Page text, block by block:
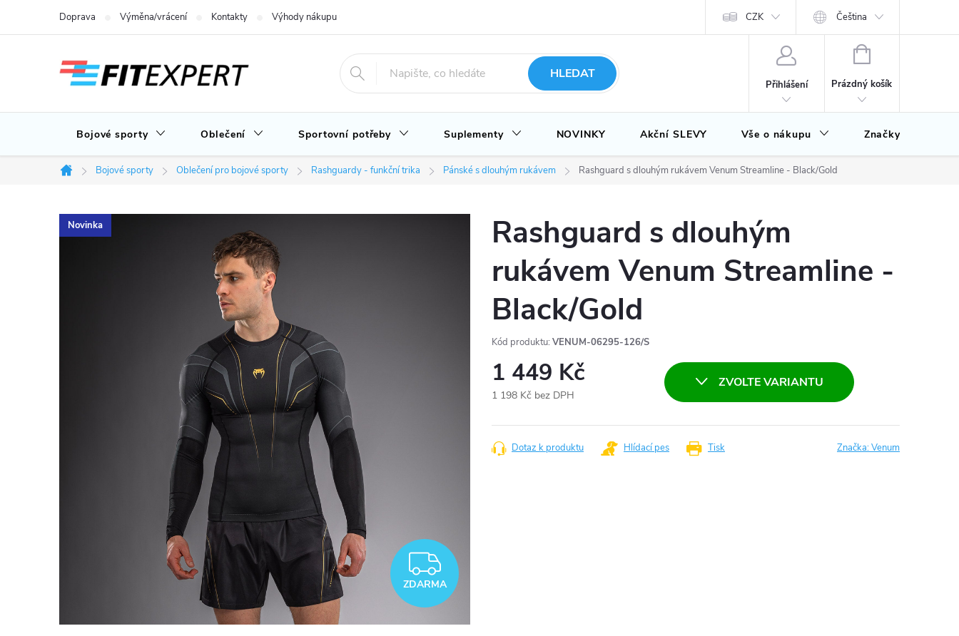
Doprava Výměna/vrácení Kontakty Výhody nákupu u nás CZK Čeština
HLEDAT
Přihlášení
NÁKUPNÍ
Prázdný košík
Bojové sporty Oblečení Sportovní potřeby Suplementy NOVINKY Akční SLEVY Vše o nákupu Značky
Domů
Bojové sporty Oblečení pro bojové sporty Rashguardy - funkční trika Pánské s dlouhým rukávem Rashguard s dlouhým rukávem Venum Streamline - Black/Gold
Novinka
ZDARMA
ZDARMA
Rashguard s dlouhým
rukávem Venum Streamline -
Black/Gold
Kód produktu: VENUM-06295-126/S
1 449 Kč
1 198 Kč bez DPH
cena:
ZVOLTE VARIANTU
Tisk
Dotaz k produktu Hlídací pes Značka:Venum